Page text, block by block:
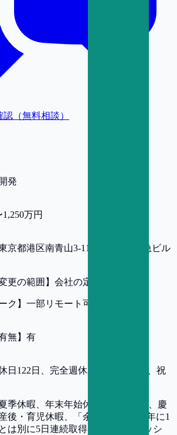
（無料相談）
発
1,250万円
京都港区南青山3-11-13 新青山東急ビル
更の範囲 】 会社の定める事業所
ク 】 一部リモート可
無】 有
日122日、完全週休2日制 (土・日)、祝
季休暇、年末年始休暇、有給休暇、慶
後・育児休暇、「余白 。」休暇 (年に1
は別に5日連続取得できるリフレッシ